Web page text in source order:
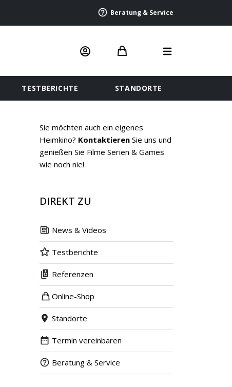
Beratung & Service
TESTBERICHTE STANDORTE
Sie möchten auch ein eigenes
Heimkino? Kontaktieren Sie uns und
genießen Sie Filme Serien & Games
wie noch nie!
DIREKT ZU
News & Videos
Testberichte
Referenzen
Online-Shop
Standorte
Termin vereinbaren
Beratung & Service